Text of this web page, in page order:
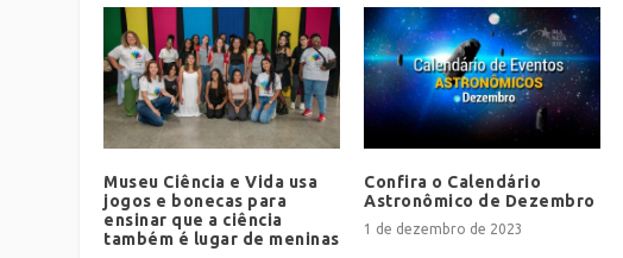
Museu Ciência e Vida usa
jogos e bonecas para
ensinar que a ciência
também é lugar de meninas
Confira o Calendário
Astronômico de Dezembro
1 de dezembro de 2023